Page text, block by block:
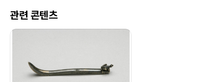
관련 콘텐츠